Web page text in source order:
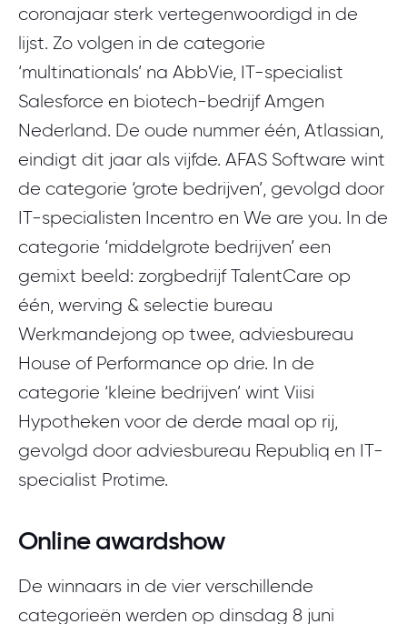
coronajaar sterk vertegenwoordigd in de
lijst. Zo volgen in de categorie
‘multinationals’ na AbbVie, IT-specialist
Salesforce en biotech-bedrijf Amgen
Nederland. De oude nummer één, Atlassian,
eindigt dit jaar als vijfde. AFAS Software wint
de categorie ‘grote bedrijven’, gevolgd door
IT-specialisten Incentro en We are you. In de
categorie ‘middelgrote bedrijven’ een
gemixt beeld: zorgbedrijf TalentCare op
één, werving & selectie bureau
Werkmandejong op twee, adviesbureau
House of Performance op drie. In de
categorie ‘kleine bedrijven’ wint Viisi
Hypotheken voor de derde maal op rij,
gevolgd door adviesbureau Republiq en IT-
specialist Protime.
Online awardshow
De winnaars in de vier verschillende
categorieën werden op dinsdag 8 juni